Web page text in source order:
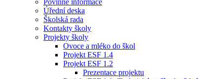
Povinné informace
Úřední deska
Školská rada
Kontakty školy
Projekty školy
Ovoce a mléko do škol
Projekt ESF 1.4
Projekt ESF 1.2
Prezentace projektu